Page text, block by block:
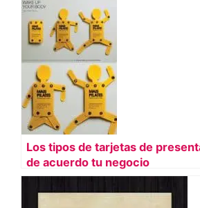
Los tipos de tarjetas de
de acuerdo tu negocio